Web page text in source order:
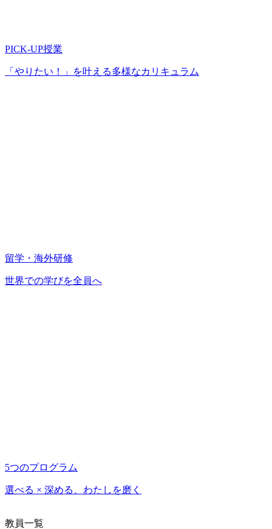
PICK-UP授業
「やりたい！」を叶える多様なカリキュラム
留学・海外研修
世界での学びを全員へ
5つのプログラム
選べる × 深める、わたしを磨く
教員一覧